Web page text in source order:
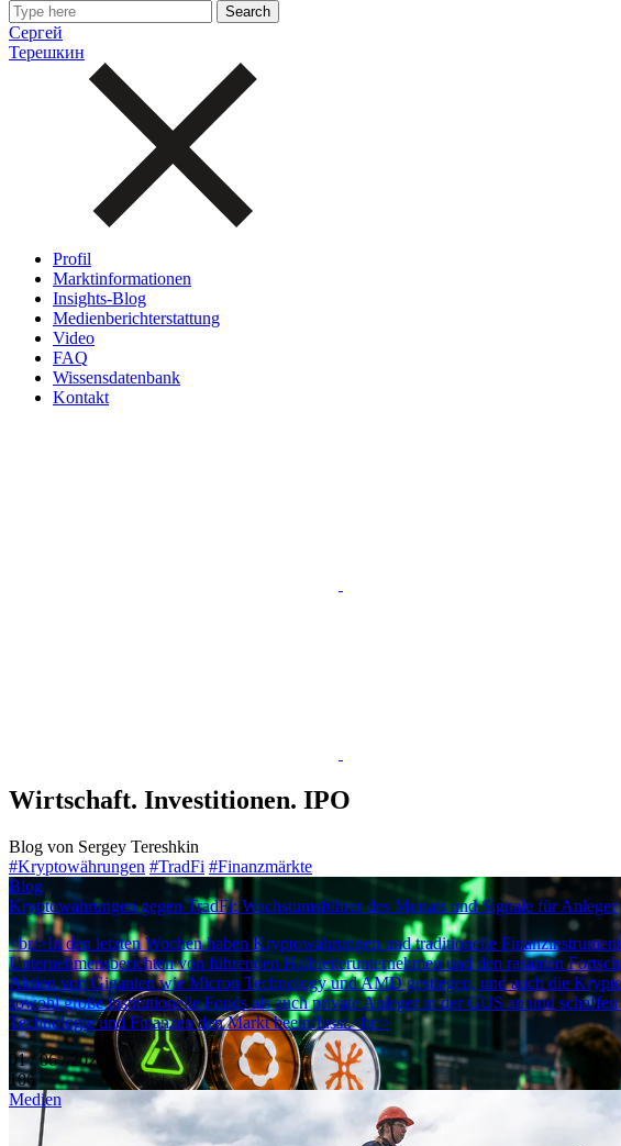
Сергей
Терешкин
Profil
Marktinformationen
Insights-Blog
Medienberichterstattung
Video
FAQ
Wissensdatenbank
Kontakt
Wirtschaft. Investitionen. IPO
Blog von Sergey Tereshkin
#Kryptowährungen #TradFi #Finanzmärkte
Blog
Kryptowährungen gegen TradFi: Wachstumsführer des Monats und Signale für Anleger
<br/>In den letzten Wochen haben Kryptowährungen und traditionelle
Unternehmensberichten von führenden Halbleiterunternehmen und den rasanten
Aktien von Giganten wie Micron Technology und AMD gestiegen, und auch die
sowohl große institutionelle Fonds als auch private Anleger in der GUS an und
Technologie und Finanzen den Markt beeinflusst.<br/>
01 / 06 / 2026
106
Medien